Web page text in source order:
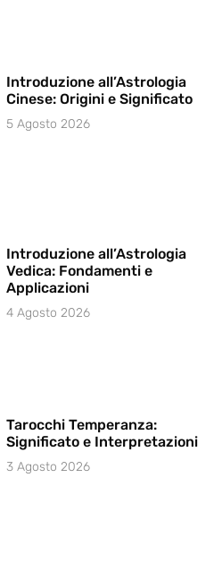
Introduzione all’Astrologia
Cinese: Origini e Significato
5 Agosto 2026
Introduzione all’Astrologia
Vedica: Fondamenti e
Applicazioni
4 Agosto 2026
Tarocchi Temperanza:
Significato e Interpretazioni
3 Agosto 2026